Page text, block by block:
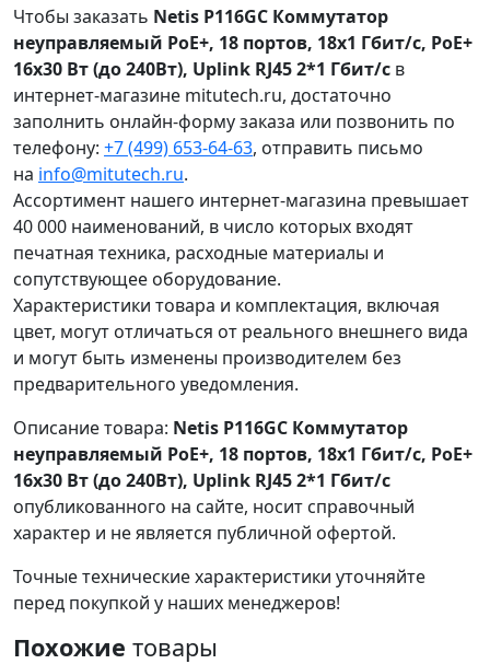
Чтобы заказать Netis P116GC Коммутатор
неуправляемый PoE+, 18 портов, 18x1 Гбит/с, PoE+
16х30 Вт (до 240Вт), Uplink RJ45 2*1 Гбит/с в
интернет-магазине mitutech.ru, достаточно
заполнить онлайн-форму заказа или позвонить по
телефону: +7 (499) 653-64-63, отправить письмо
на info@mitutech.ru.
Ассортимент нашего интернет-магазина превышает
40 000 наименований, в число которых входят
печатная техника, расходные материалы и
сопутствующее оборудование.
Характеристики товара и комплектация, включая
цвет, могут отличаться от реального внешнего вида
и могут быть изменены производителем без
предварительного уведомления.
Описание товара: Netis P116GC Коммутатор
неуправляемый PoE+, 18 портов, 18x1 Гбит/с, PoE+
16х30 Вт (до 240Вт), Uplink RJ45 2*1 Гбит/с
опубликованного на сайте, носит справочный
характер и не является публичной офертой.
Точные технические характеристики уточняйте
перед покупкой у наших менеджеров!
Похожие товары